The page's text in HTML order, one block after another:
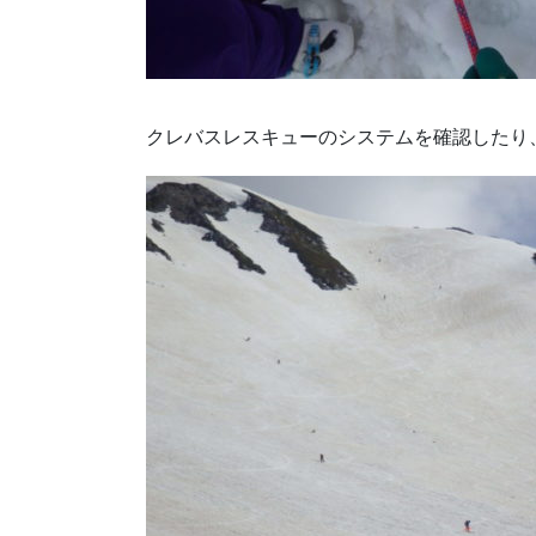
クレバスレスキューのシステムを確認したり